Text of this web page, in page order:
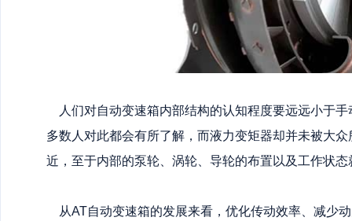
人们对自动变速箱内部结构的认知程度要远远小于
多数人对此都会有所了解，而液力变矩器却并未被大
近，至于内部的泵轮、涡轮、导轮的布置以及工作状
从AT自动变速箱的发展来看，优化传动效率、减少